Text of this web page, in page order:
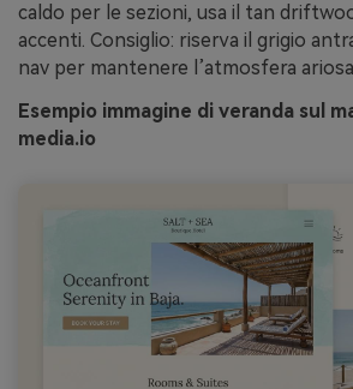
caldo per le sezioni, usa il tan
accenti. Consiglio: riserva il grigio
nav per mantenere l’atmosfera
Esempio immagine di veranda sul
media.io